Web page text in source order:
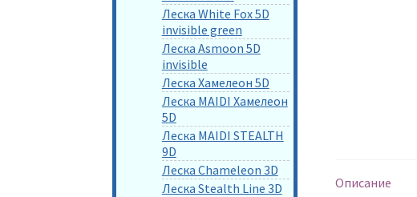
Описание
Леска White Fox 5D
invisible green
Леска Asmoon 5D
invisible
Леска Хамелеон 5D
Леска MAIDI Хамелеон
5D
Леска MAIDI STEALTH
9D
Леска Chameleon 3D
Леска Stealth Line 3D